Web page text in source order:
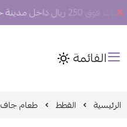
داخل مدينة حائل
القائمة
الرئيسية القطط طعام جاف